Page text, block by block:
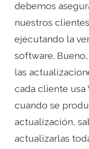
debemos
nuestros
ejecutando la
software.
las
cada cliente usa
cuando se
actualización,
actualizarlas